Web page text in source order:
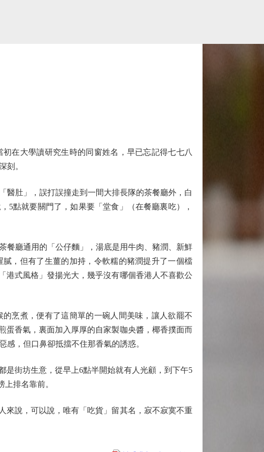
在大學讀研究生時的同窗姓名，早已忘記得七七八
刻。
肚」，誤打誤撞走到一間大排長隊的茶餐廳外，白
5點就要關門了，如果要「堂食」（在餐廳裏吃），
廳通用的「公仔麵」，湯底是用牛肉、豬潤、新鮮
，但有了生薑的加持，令軟糯的豬潤提升了一個檔
港式風格」發揚光大，幾乎沒有哪個香港人不喜歡公
烹煮，便有了這簡單的一碗人間美味，讓人欲罷不
蛋香氣，裏面加入厚厚的自家製咖央醬，椰香撲面而
，但口鼻卻抵擋不住那香氣的誘惑。
街坊生意，從早上6點半開始就有人光顧，到下午5
排名靠前。
說，可以說，唯有「吃貨」留其名，寂不寂寞不重